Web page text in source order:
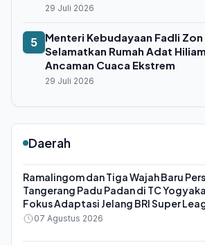
29 Juli 2026
5
Menteri Kebudayaan Fadli Zon
Selamatkan Rumah Adat
Ancaman Cuaca Ekstrem
29 Juli 2026
Daerah
Ramalingom dan Tiga Wajah Baru
Tangerang Padu Padan di TC
Fokus Adaptasi Jelang BRI Super
07 Agustus 2026